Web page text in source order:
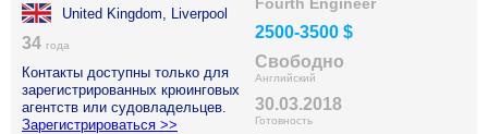
United Kingdom, Liverpool
34 года
Контакты доступны только для
зарегистрированных крюинговых
агентств или судовладельцев.
Зарегистрироваться >>
2500-3500 $
Свободно
Английский
30.03.2018
Готовность